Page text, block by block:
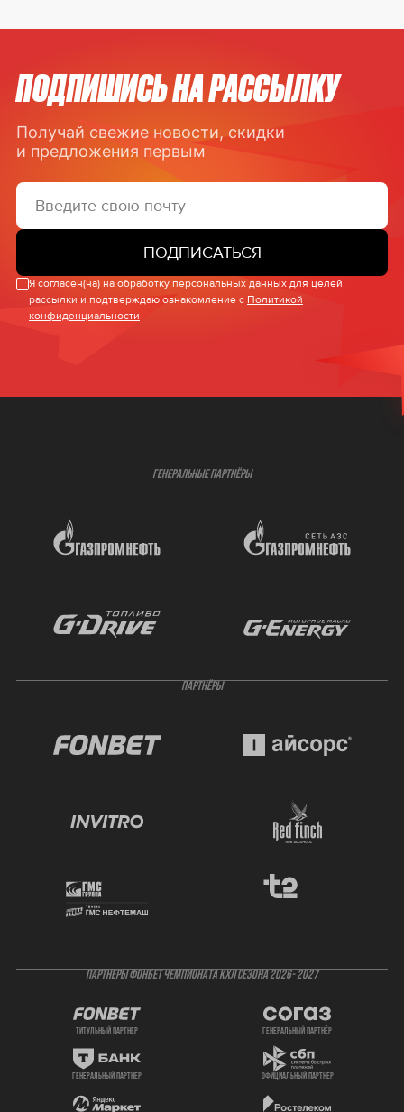
ПОДПИШИСЬ НА РАССЫЛКУ
Получай свежие новости, скидки
и предложения первым
ПОДПИСАТЬСЯ
Я согласен(на) на обработку персональных данных для целей
рассылки и подтверждаю ознакомление с Политикой
конфиденциальности
ГЕНЕРАЛЬНЫЕ ПАРТНЁРЫ
ПАРТНЁРЫ
ПАРТНЕРЫ ФОНБЕТ ЧЕМПИОНАТА КХЛ СЕЗОНА 2026- 2027
титульный партнер генеральный партнёр
генеральный партнёр официальный партнёр